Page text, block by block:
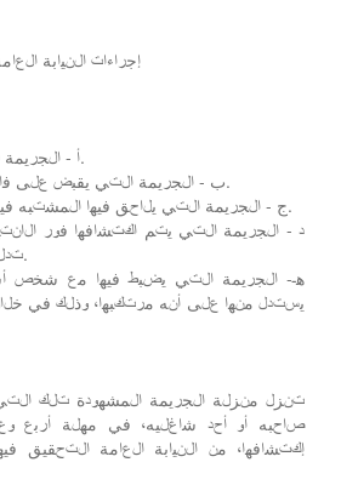
إجراءات النيابة
أ - الجريمة التي تشاهد عند وقوعها.
ب - الجريمة التي يقبض على فاعلها أثناء أو فور ارتكابها.
ج - الجريمة التي يلاحق فيها المشتبه فيه بناءً على صراخ الناس.
د - الجريمة التي يتم اكتشافها فور
تدل آثارها عليها بشكل واضح.
هـ- الجريمة التي يضبط فيها مع شخص
يستدل منها على أنه مرتكبها، وذلك في
تنزل منزلة الجريمة المشهودة تلك
صاحبه أو أحد شاغليه، في مهلة أربع
إكتشافها، من النيابة العامة التحقيق